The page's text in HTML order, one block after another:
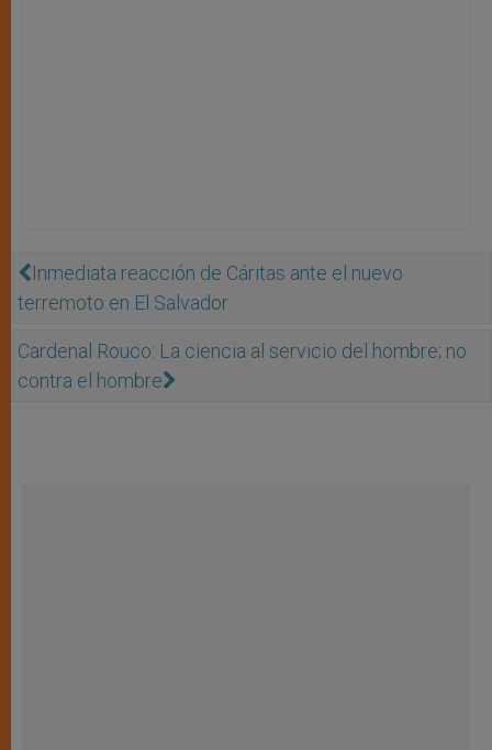
Inmediata reacción de Cáritas ante el nuevo
terremoto en El Salvador
Cardenal Rouco: La ciencia al servicio del hombre; no
contra el hombre